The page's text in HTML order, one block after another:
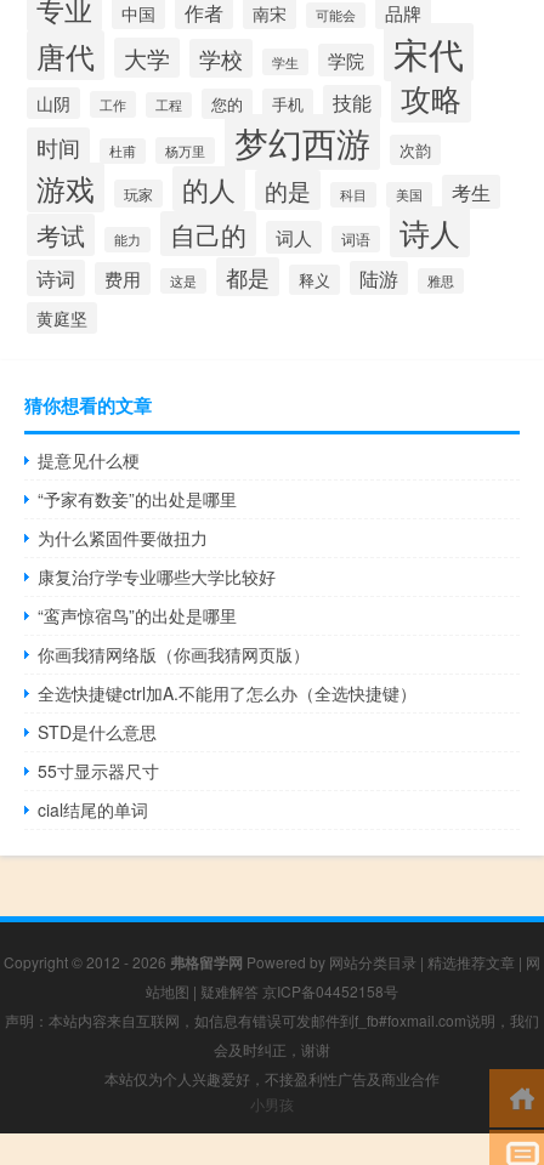
专业 中国 作者 南宋 可能会 品牌
唐代 大学 学校 学生 学院 宋代
山阴 工作 工程 您的 手机 技能 攻略
时间 杜甫 杨万里 梦幻西游 次韵
游戏 玩家 的人 的是 科目 美国 考生
考试 能力 自己的 词人 词语 诗人
诗词 费用 这是 都是 释义 陆游 雅思
黄庭坚
猜你想看的文章
提意见什么梗
“予家有数妾”的出处是哪里
为什么紧固件要做扭力
康复治疗学专业哪些大学比较好
“鸾声惊宿鸟”的出处是哪里
你画我猜网络版（你画我猜网页版）
全选快捷键ctrl加A.不能用了怎么办（全选快捷键）
STD是什么意思
55寸显示器尺寸
cial结尾的单词
Copyright © 2012 - 2026 弗格留学网 Powered by 网站分类目录 | 精选推荐文章 | 网
站地图 | 疑难解答 京ICP备04452158号
声明：本站内容来自互联网，如信息有错误可发邮件到f_fb#foxmail.com说明，我们
会及时纠正，谢谢
本站仅为个人兴趣爱好，不接盈利性广告及商业合作
小男孩